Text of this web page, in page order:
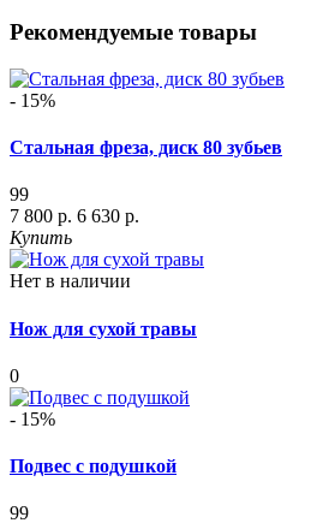
Рекомендуемые товары
- 15%
Стальная фреза, диск 80 зубьев
99
7 800 р. 6 630 р.
Купить
Нет в наличии
Нож для сухой травы
0
- 15%
Подвес с подушкой
99